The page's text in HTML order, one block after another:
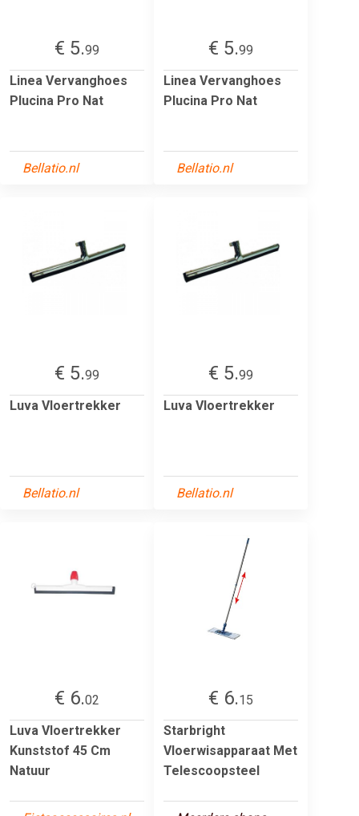
€ 5.99
Linea Vervanghoes
Plucina Pro Nat
Bellatio.nl
€ 5.99
Linea Vervanghoes
Plucina Pro Nat
Bellatio.nl
€ 5.99
Luva Vloertrekker
Bellatio.nl
€ 5.99
Luva Vloertrekker
Bellatio.nl
€ 6.02
Luva Vloertrekker
Kunststof 45 Cm
Natuur
€ 6.15
Starbright
Vloerwisapparaat Met
Telescoopsteel